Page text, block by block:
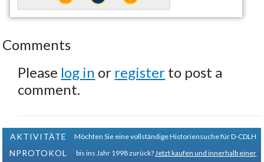
Comments
Please log in or register to post a
comment.
AKTIVITÄTE
NPROTOKOL
Möchten Sie eine vollständige Historiensuche für D-CDLH
bis ins Jahr 1998 zurück? Jetzt kaufen und innerhalb einer